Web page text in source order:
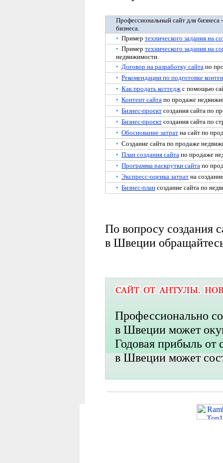
Профессиональный сайт для бизнеса
бизнеса.
• Пример технического задания на
• Пример технического задания на
недвижимости.
• Договор на разработку сайта по
• Рекомендации по подготовке
• Как продать коттедж с помощью
• Контент сайта по продаже
• Бизнес-проект создания сайта по
• Бизнес-проект создания сайта по
• Обоснование затрат на сайт по
• Создание сайта по продаже
• План создания сайта по продаже
• Программа раскрутки сайта по
• Экспресс-оценка затрат на
• Бизнес-план создание сайта по
По вопросу создания
в Швеции
Профессионально
в Швеции может
Годовая прибыль от
в Швеции может